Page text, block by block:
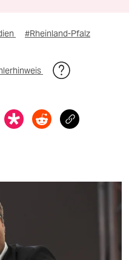
#Rheinland-Pfalz